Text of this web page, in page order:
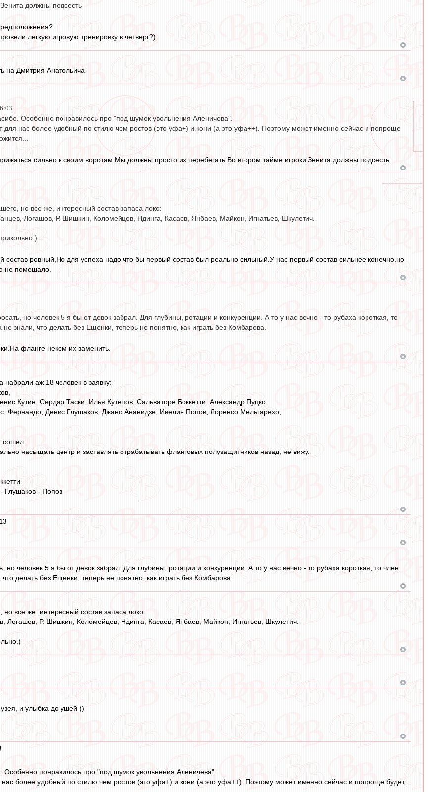
должны подсесть
легкую игровую тренировку в четверг?)
на Дмитрия Анатольича
Особенно понравилось про "под шумок увольнения Аленичева".
для нас более удобный по стилю чем ростов (это уфа+) и кони (а это уфа++). Поэтому может именно сейчас и попроще
сильно к своим воротам.Мы должны просто их перебегать.Во втором тайме игроки Зенита должны подсесть
но все же, интересный состав запаса локо:
Логашов, Р. Шишкин, Коломейцев, Ндинга, Касаев, Янбаев, Майкон, Игнатьев, Шкулетич.
состав ровный,Но для успеха надо что бы первый состав был реально сильный.У нас первый состав сильнее конечно.но
не помешало.
но человек 5 я бы от девок забрал. Для глубины, ротации и конкуренции. А то у нас вечно - то рубаха короткая, то
знали, что делать без Ещенки, теперь не понятно, как играть без Комбарова.
фланге некем их заменить.
набрали аж 18 человек в заявку:
Кутин, Сердар Таски, Илья Кутепов, Сальваторе Боккетти, Александр Пуцко,
Фернандо, Денис Глушаков, Джано Ананидзе, Ивелин Попов, Лоренсо Мельгарехо,
сошел.
насыщать центр и заставлять отрабатывать фланговых полузащитников назад, не вижу.
Глушаков - Попов
человек 5 я бы от девок забрал. Для глубины, ротации и конкуренции. А то у нас вечно - то рубаха короткая, то член
делать без Ещенки, теперь не понятно, как играть без Комбарова.
все же, интересный состав запаса локо:
Логашов, Р. Шишкин, Коломейцев, Ндинга, Касаев, Янбаев, Майкон, Игнатьев, Шкулетич.
и улыбка до ушей ))
Особенно понравилось про "под шумок увольнения Аленичева".
нас более удобный по стилю чем ростов (это уфа+) и кони (а это уфа++). Поэтому может именно сейчас и попроще будет,